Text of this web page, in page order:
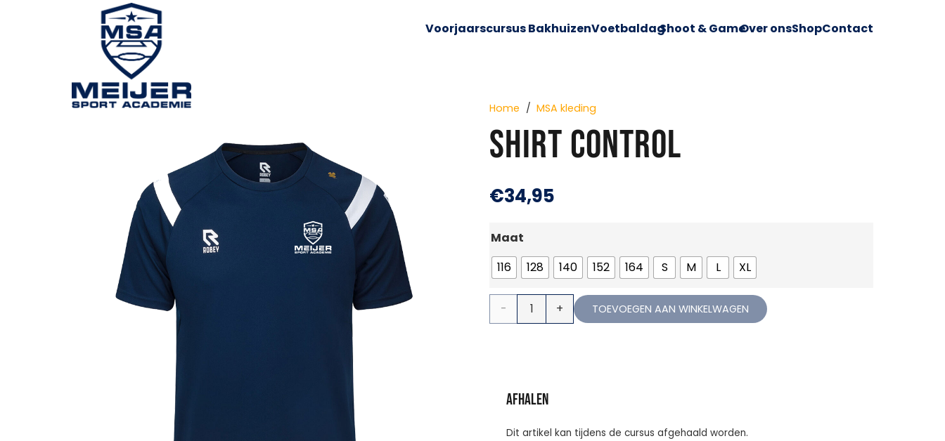
Voorjaarscursus BakhuizenVoetbaldagShoot & GameOver onsShopContact
Home / MSA kleding
SHIRT CONTROL
€34,95
Maat
116
128 140 152 164 S M L XL
Shirt
TOEVOEGEN AAN WINKELWAGEN
Afhalen
Dit artikel kan tijdens de cursus afgehaald worden.